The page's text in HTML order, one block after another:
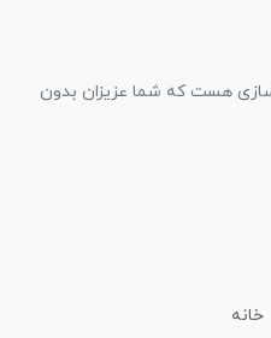
هست که شما عزیزان بدون
خانه